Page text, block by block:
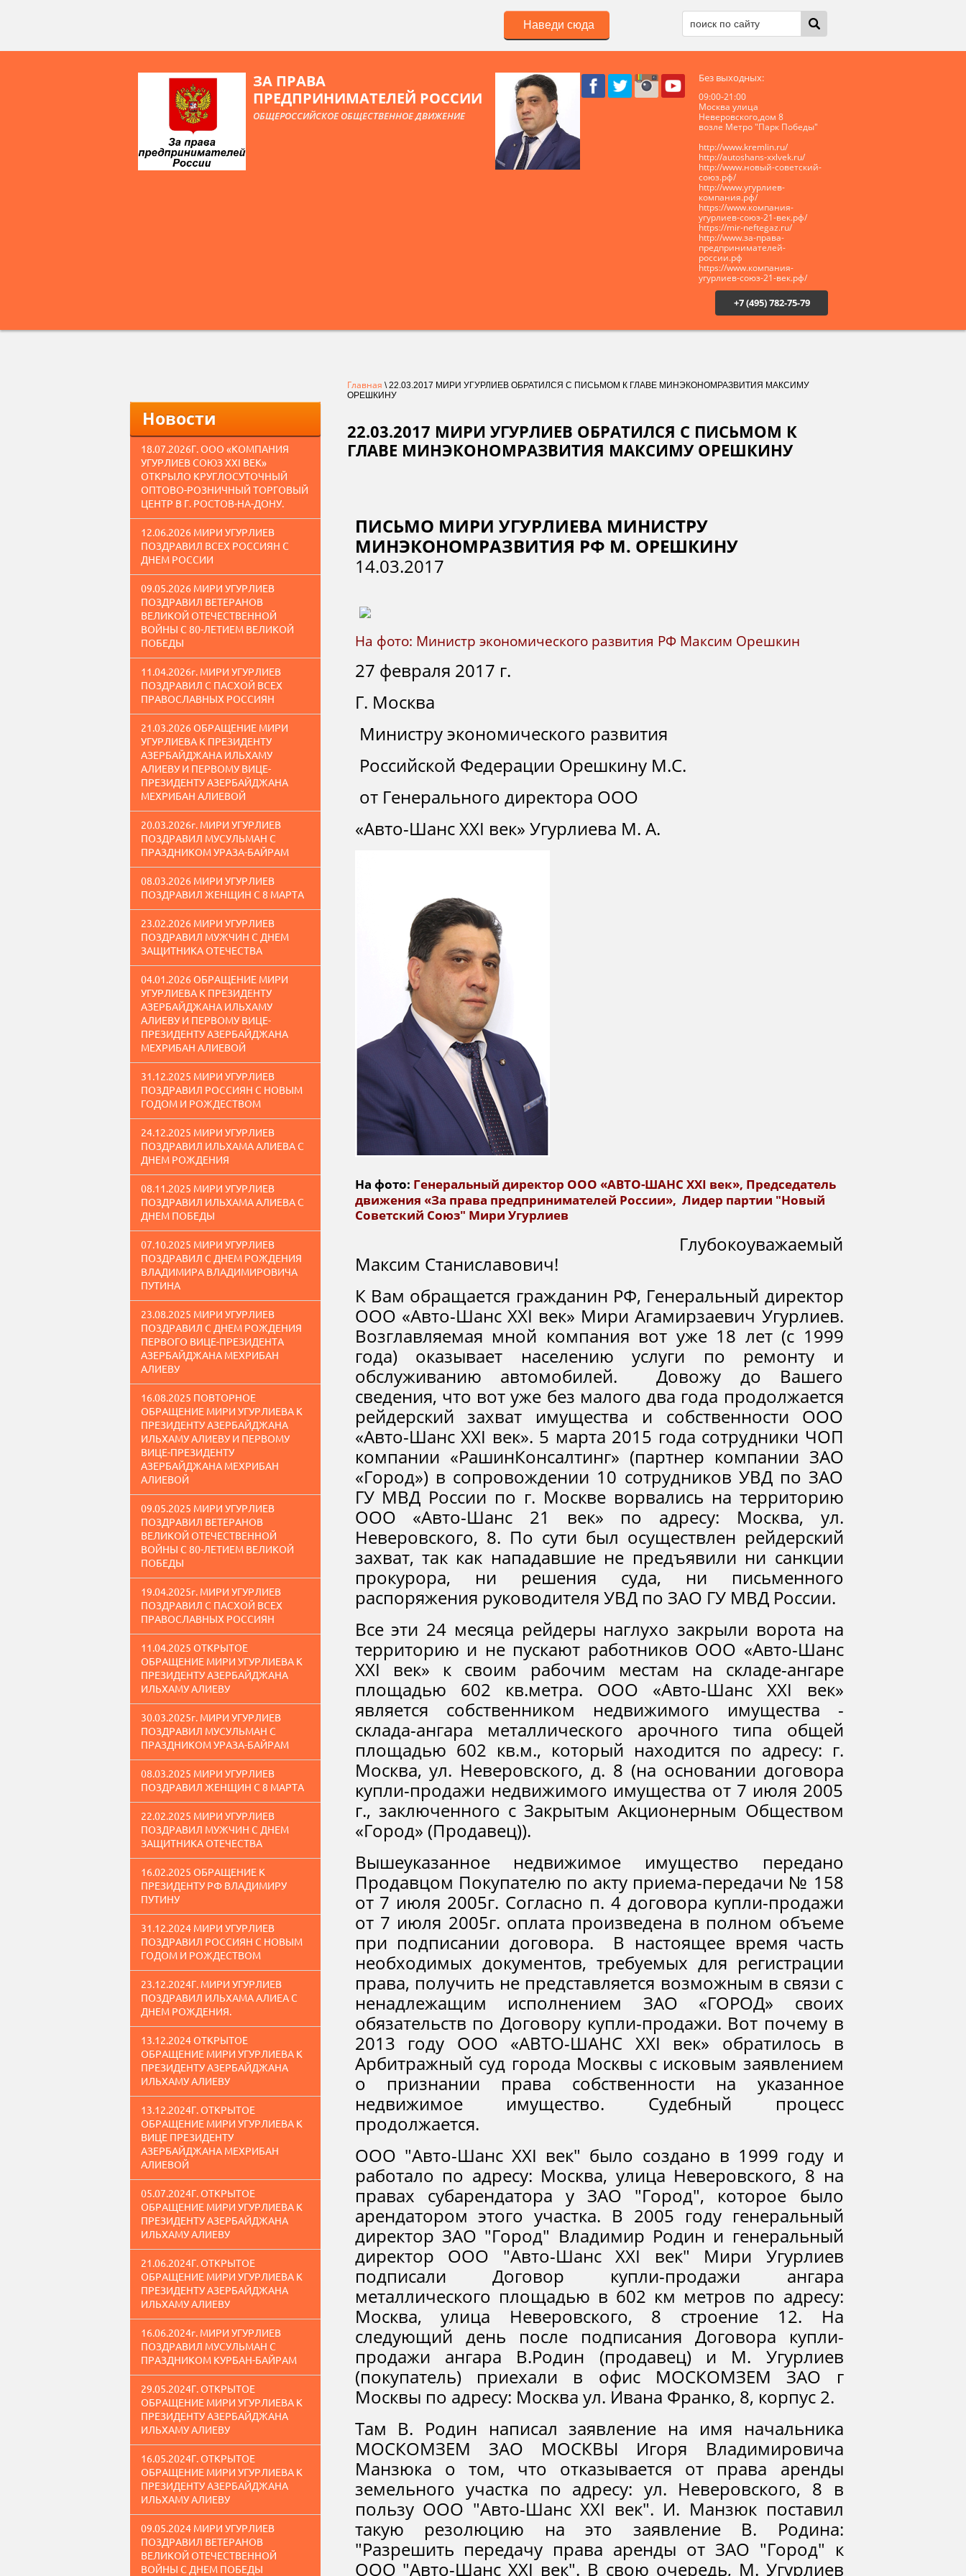
Наведи сюда
ЗА ПРАВА
ПРЕДПРИНИМАТЕЛЕЙ РОССИИ
ОБЩЕРОССИЙСКОЕ ОБЩЕСТВЕННОЕ ДВИЖЕНИЕ
Без выходных:
09:00-21:00
Москва улица
Неверовского,дом 8
возле Метро "Парк Победы"
http://www.kremlin.ru/
http://autoshans-xxlvek.ru/
​http://www.новый-советский-
союз.рф/
http://www.угурлиев-
компания.рф/
https://www.компания-
угурлиев-союз-21-век.рф/
https://mir-neftegaz.ru/
http://www.за-права-
предпринимателей-
россии.рф
https://www.компания-
угурлиев-союз-21-век.рф/
+7 (495) 782-75-79
Новости
18.07.2026Г. ООО «КОМПАНИЯ
УГУРЛИЕВ СОЮЗ XXI ВЕК»
ОТКРЫЛО КРУГЛОСУТОЧНЫЙ
ОПТОВО-РОЗНИЧНЫЙ ТОРГОВЫЙ
ЦЕНТР В Г. РОСТОВ-НА-ДОНУ.
12.06.2026 МИРИ УГУРЛИЕВ
ПОЗДРАВИЛ ВСЕХ РОССИЯН С
ДНЕМ РОССИИ
09.05.2026 МИРИ УГУРЛИЕВ
ПОЗДРАВИЛ ВЕТЕРАНОВ
ВЕЛИКОЙ ОТЕЧЕСТВЕННОЙ
ВОЙНЫ С 80-ЛЕТИЕМ ВЕЛИКОЙ
ПОБЕДЫ
11.04.2026г. МИРИ УГУРЛИЕВ
ПОЗДРАВИЛ С ПАСХОЙ ВСЕХ
ПРАВОСЛАВНЫХ РОССИЯН
21.03.2026 ОБРАЩЕНИЕ МИРИ
УГУРЛИЕВА К ПРЕЗИДЕНТУ
АЗЕРБАЙДЖАНА ИЛЬХАМУ
АЛИЕВУ И ПЕРВОМУ ВИЦЕ-
ПРЕЗИДЕНТУ АЗЕРБАЙДЖАНА
МЕХРИБАН АЛИЕВОЙ
20.03.2026г. МИРИ УГУРЛИЕВ
ПОЗДРАВИЛ МУСУЛЬМАН С
ПРАЗДНИКОМ УРАЗА-БАЙРАМ
08.03.2026 МИРИ УГУРЛИЕВ
ПОЗДРАВИЛ ЖЕНЩИН С 8 МАРТА
23.02.2026 МИРИ УГУРЛИЕВ
ПОЗДРАВИЛ МУЖЧИН С ДНЕМ
ЗАЩИТНИКА ОТЕЧЕСТВА
04.01.2026 ОБРАЩЕНИЕ МИРИ
УГУРЛИЕВА К ПРЕЗИДЕНТУ
АЗЕРБАЙДЖАНА ИЛЬХАМУ
АЛИЕВУ И ПЕРВОМУ ВИЦЕ-
ПРЕЗИДЕНТУ АЗЕРБАЙДЖАНА
МЕХРИБАН АЛИЕВОЙ
31.12.2025 МИРИ УГУРЛИЕВ
ПОЗДРАВИЛ РОССИЯН С НОВЫМ
ГОДОМ И РОЖДЕСТВОМ
24.12.2025 МИРИ УГУРЛИЕВ
ПОЗДРАВИЛ ИЛЬХАМА АЛИЕВА С
ДНЕМ РОЖДЕНИЯ
08.11.2025 МИРИ УГУРЛИЕВ
ПОЗДРАВИЛ ИЛЬХАМА АЛИЕВА С
ДНЕМ ПОБЕДЫ
07.10.2025 МИРИ УГУРЛИЕВ
ПОЗДРАВИЛ С ДНЕМ РОЖДЕНИЯ
ВЛАДИМИРА ВЛАДИМИРОВИЧА
ПУТИНА
23.08.2025 МИРИ УГУРЛИЕВ
ПОЗДРАВИЛ С ДНЕМ РОЖДЕНИЯ
ПЕРВОГО ВИЦЕ-ПРЕЗИДЕНТА
АЗЕРБАЙДЖАНА МЕХРИБАН
АЛИЕВУ
16.08.2025 ПОВТОРНОЕ
ОБРАЩЕНИЕ МИРИ УГУРЛИЕВА К
ПРЕЗИДЕНТУ АЗЕРБАЙДЖАНА
ИЛЬХАМУ АЛИЕВУ И ПЕРВОМУ
ВИЦЕ-ПРЕЗИДЕНТУ
АЗЕРБАЙДЖАНА МЕХРИБАН
АЛИЕВОЙ
09.05.2025 МИРИ УГУРЛИЕВ
ПОЗДРАВИЛ ВЕТЕРАНОВ
ВЕЛИКОЙ ОТЕЧЕСТВЕННОЙ
ВОЙНЫ С 80-ЛЕТИЕМ ВЕЛИКОЙ
ПОБЕДЫ
19.04.2025г. МИРИ УГУРЛИЕВ
ПОЗДРАВИЛ С ПАСХОЙ ВСЕХ
ПРАВОСЛАВНЫХ РОССИЯН
11.04.2025 ОТКРЫТОЕ
ОБРАЩЕНИЕ МИРИ УГУРЛИЕВА К
ПРЕЗИДЕНТУ АЗЕРБАЙДЖАНА
ИЛЬХАМУ АЛИЕВУ
30.03.2025г. МИРИ УГУРЛИЕВ
ПОЗДРАВИЛ МУСУЛЬМАН С
ПРАЗДНИКОМ УРАЗА-БАЙРАМ
08.03.2025 МИРИ УГУРЛИЕВ
ПОЗДРАВИЛ ЖЕНЩИН С 8 МАРТА
22.02.2025 МИРИ УГУРЛИЕВ
ПОЗДРАВИЛ МУЖЧИН С ДНЕМ
ЗАЩИТНИКА ОТЕЧЕСТВА
16.02.2025 ОБРАЩЕНИЕ К
ПРЕЗИДЕНТУ РФ ВЛАДИМИРУ
ПУТИНУ
31.12.2024 МИРИ УГУРЛИЕВ
ПОЗДРАВИЛ РОССИЯН С НОВЫМ
ГОДОМ И РОЖДЕСТВОМ
23.12.2024Г. МИРИ УГУРЛИЕВ
ПОЗДРАВИЛ ИЛЬХАМА АЛИЕА С
ДНЕМ РОЖДЕНИЯ.
13.12.2024 ОТКРЫТОЕ
ОБРАЩЕНИЕ МИРИ УГУРЛИЕВА К
ПРЕЗИДЕНТУ АЗЕРБАЙДЖАНА
ИЛЬХАМУ АЛИЕВУ
13.12.2024Г. ОТКРЫТОЕ
ОБРАЩЕНИЕ МИРИ УГУРЛИЕВА К
ВИЦЕ ПРЕЗИДЕНТУ
АЗЕРБАЙДЖАНА МЕХРИБАН
АЛИЕВОЙ
05.07.2024Г. ОТКРЫТОЕ
ОБРАЩЕНИЕ МИРИ УГУРЛИЕВА К
ПРЕЗИДЕНТУ АЗЕРБАЙДЖАНА
ИЛЬХАМУ АЛИЕВУ
21.06.2024Г. ОТКРЫТОЕ
ОБРАЩЕНИЕ МИРИ УГУРЛИЕВА К
ПРЕЗИДЕНТУ АЗЕРБАЙДЖАНА
ИЛЬХАМУ АЛИЕВУ
16.06.2024г. МИРИ УГУРЛИЕВ
ПОЗДРАВИЛ МУСУЛЬМАН С
ПРАЗДНИКОМ КУРБАН-БАЙРАМ
29.05.2024Г. ОТКРЫТОЕ
ОБРАЩЕНИЕ МИРИ УГУРЛИЕВА К
ПРЕЗИДЕНТУ АЗЕРБАЙДЖАНА
ИЛЬХАМУ АЛИЕВУ
16.05.2024Г. ОТКРЫТОЕ
ОБРАЩЕНИЕ МИРИ УГУРЛИЕВА К
ПРЕЗИДЕНТУ АЗЕРБАЙДЖАНА
ИЛЬХАМУ АЛИЕВУ
09.05.2024 МИРИ УГУРЛИЕВ
ПОЗДРАВИЛ ВЕТЕРАНОВ
ВЕЛИКОЙ ОТЕЧЕСТВЕННОЙ
ВОЙНЫ С ДНЕМ ПОБЕДЫ
Главная \ 22.03.2017 МИРИ УГУРЛИЕВ ОБРАТИЛСЯ С ПИСЬМОМ К ГЛАВЕ МИНЭКОНОМРАЗВИТИЯ МАКСИМУ
ОРЕШКИНУ
22.03.2017 МИРИ УГУРЛИЕВ ОБРАТИЛСЯ С ПИСЬМОМ К
ГЛАВЕ МИНЭКОНОМРАЗВИТИЯ МАКСИМУ ОРЕШКИНУ
ПИСЬМО МИРИ УГУРЛИЕВА МИНИСТРУ
МИНЭКОНОМРАЗВИТИЯ РФ М. ОРЕШКИНУ
14.03.2017
На фото: Министр экономического развития РФ Максим Орешкин
27 февраля 2017 г.
Г. Москва
Министру экономического развития
Российской Федерации Орешкину М.С.
от Генерального директора ООО
«Авто-Шанс XXI век» Угурлиева М. А.
На фото: Генеральный директор ООО «АВТО-ШАНС XXI век», Председатель
движения «За права предпринимателей России», Лидер партии "Новый
Советский Союз" Мири Угурлиев
Глубокоуважаемый
Максим Станиславович!
К Вам обращается гражданин РФ, Генеральный директор
ООО «Авто-Шанс XXI век» Мири Агамирзаевич Угурлиев.
Возглавляемая мной компания вот уже 18 лет (с 1999
года) оказывает населению услуги по ремонту и
обслуживанию автомобилей. Довожу до Вашего
сведения, что вот уже без малого два года продолжается
рейдерский захват имущества и собственности ООО
«Авто-Шанс XXI век». 5 марта 2015 года сотрудники ЧОП
компании «РашинКонсалтинг» (партнер компании ЗАО
«Город») в сопровождении 10 сотрудников УВД по ЗАО
ГУ МВД России по г. Москве ворвались на территорию
ООО «Авто-Шанс 21 век» по адресу: Москва, ул.
Неверовского, 8. По сути был осуществлен рейдерский
захват, так как нападавшие не предъявили ни санкции
прокурора, ни решения суда, ни письменного
распоряжения руководителя УВД по ЗАО ГУ МВД России.
Все эти 24 месяца рейдеры наглухо закрыли ворота на
территорию и не пускают работников ООО «Авто-Шанс
XXI век» к своим рабочим местам на складе-ангаре
площадью 602 кв.метра. ООО «Авто-Шанс XXI век»
является собственником недвижимого имущества -
склада-ангара металлического арочного типа общей
площадью 602 кв.м., который находится по адресу: г.
Москва, ул. Неверовского, д. 8 (на основании договора
купли-продажи недвижимого имущества от 7 июля 2005
г., заключенного с Закрытым Акционерным Обществом
«Город» (Продавец)).
Вышеуказанное недвижимое имущество передано
Продавцом Покупателю по акту приема-передачи № 158
от 7 июля 2005г. Согласно п. 4 договора купли-продажи
от 7 июля 2005г. оплата произведена в полном объеме
при подписании договора. В настоящее время часть
необходимых документов, требуемых для регистрации
права, получить не представляется возможным в связи с
ненадлежащим исполнением ЗАО «ГОРОД» своих
обязательств по Договору купли-продажи. Вот почему в
2013 году ООО «АВТО-ШАНС XXI век» обратилось в
Арбитражный суд города Москвы с исковым заявлением
о признании права собственности на указанное
недвижимое имущество. Судебный процесс
продолжается.
ООО "Авто-Шанс XXI век" было создано в 1999 году и
работало по адресу: Москва, улица Неверовского, 8 на
правах субарендатора у ЗАО "Город", которое было
арендатором этого участка. В 2005 году генеральный
директор ЗАО "Город" Владимир Родин и генеральный
директор ООО "Авто-Шанс XXI век" Мири Угурлиев
подписали Договор купли-продажи ангара
металлического площадью в 602 км метров по адресу:
Москва, улица Неверовского, 8 строение 12. На
следующий день после подписания Договора купли-
продажи ангара В.Родин (продавец) и М. Угурлиев
(покупатель) приехали в офис МОСКОМЗЕМ ЗАО г
Москвы по адресу: Москва ул. Ивана Франко, 8, корпус 2.
Там В. Родин написал заявление на имя начальника
МОСКОМЗЕМ ЗАО МОСКВЫ Игоря Владимировича
Манзюка о том, что отказывается от права аренды
земельного участка по адресу: ул. Неверовского, 8 в
пользу ООО "Авто-Шанс XXI век". И. Манзюк поставил
такую резолюцию на это заявление В. Родина:
"Разрешить передачу права аренды от ЗАО "Город" к
ООО "Авто-Шанс XXI век". В свою очередь, М. Угурлиев